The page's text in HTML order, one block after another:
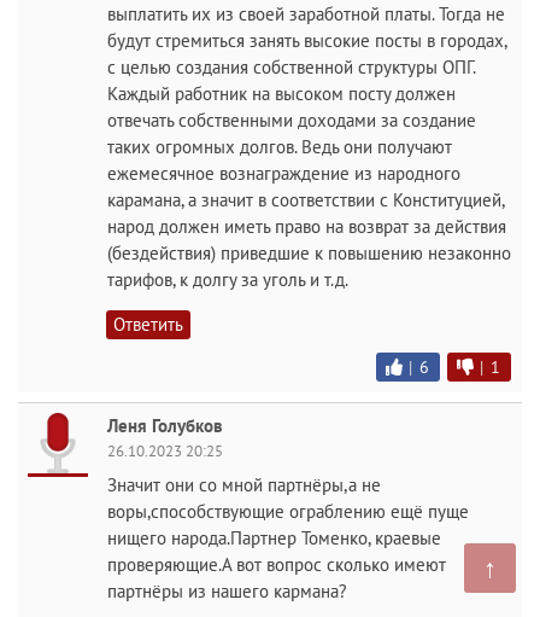
выплатить их из своей заработной платы. Тогда не
будут стремиться занять высокие посты в городах,
с целью создания собственной структуры ОПГ.
Каждый работник на высоком посту должен
отвечать собственными доходами за создание
таких огромных долгов. Ведь они получают
ежемесячное вознаграждение из народного
карамана, а значит в соответствии с Конституцией,
народ должен иметь право на возврат за действия
(бездействия) приведшие к повышению незаконно
тарифов, к долгу за уголь и т.д.
Ответить
| 6 | 1
Леня Голубков
26.10.2023 20:25
Значит они со мной партнёры,а не
воры,способствующие ограблению ещё пуще
нищего народа.Партнер Томенко, краевые
проверяющие.А вот вопрос сколько имеют
партнёры из нашего кармана?
↑